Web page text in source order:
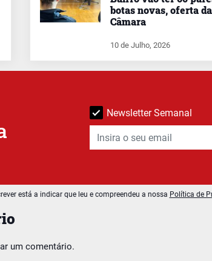
um comentário.
botas novas, oferta da
Câmara
10 de Julho, 2026
Newsletter Semanal
está a indicar que leu e compreendeu a nossa Política de